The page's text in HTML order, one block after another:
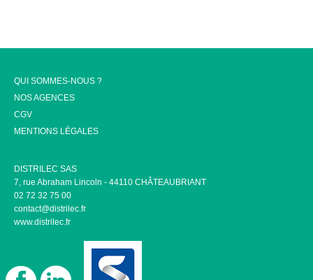
QUI SOMMES-NOUS ?
NOS AGENCES
CGV
MENTIONS LÉGALES
DISTRILEC SAS
7, rue Abraham Lincoln - 44110 CHÂTEAUBRIANT
02 72 32 75 00
contact@distrilec.fr
www.distrilec.fr